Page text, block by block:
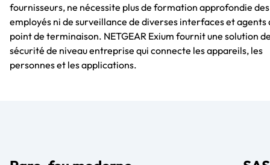
fournisseurs, ne nécessite plus de formation approfondie des
employés ni de surveillance de diverses interfaces et agents
point de terminaison. NETGEAR Exium fournit une solution
sécurité de niveau entreprise qui connecte les appareils, les
personnes et les applications.